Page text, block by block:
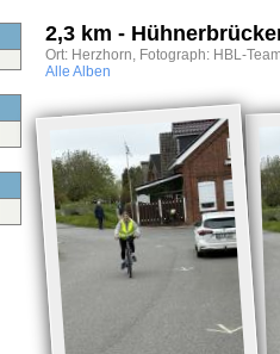
2,3 km -
Ort: Herzhorn, Fotograph: HBL-
Alle Alben